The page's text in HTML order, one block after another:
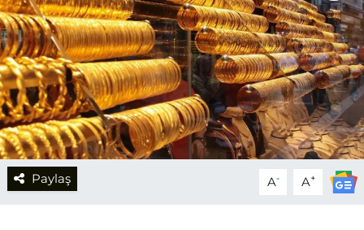
Paylaş A- A+